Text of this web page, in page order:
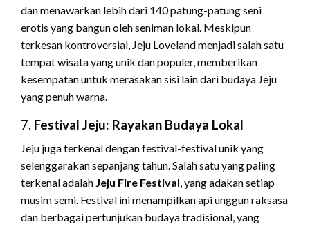
dan menawarkan lebih dari 140 patung-patung seni
erotis yang bangun oleh seniman lokal. Meskipun
terkesan kontroversial, Jeju Loveland menjadi salah satu
tempat wisata yang unik dan populer, memberikan
kesempatan untuk merasakan sisi lain dari budaya Jeju
yang penuh warna.
7. Festival Jeju: Rayakan Budaya Lokal
Jeju juga terkenal dengan festival-festival unik yang
selenggarakan sepanjang tahun. Salah satu yang paling
terkenal adalah Jeju Fire Festival, yang adakan setiap
musim semi. Festival ini menampilkan api unggun raksasa
dan berbagai pertunjukan budaya tradisional, yang